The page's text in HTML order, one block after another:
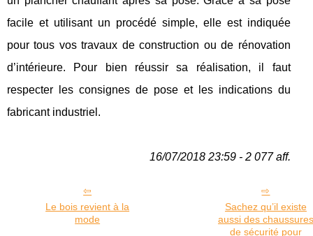
facile et utilisant un procédé simple, elle est indiquée
pour tous vos travaux de construction ou de rénovation
d’intérieure. Pour bien réussir sa réalisation, il faut
respecter les consignes de pose et les indications du
fabricant industriel.
16/07/2018 23:59 - 2 077 aff.
Le bois revient à la
mode
Sachez qu’il existe
aussi des chaussures
de sécurité pour